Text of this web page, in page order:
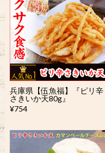
兵庫県【伍魚福】『ピリ辛
さきいか天80g』
¥754